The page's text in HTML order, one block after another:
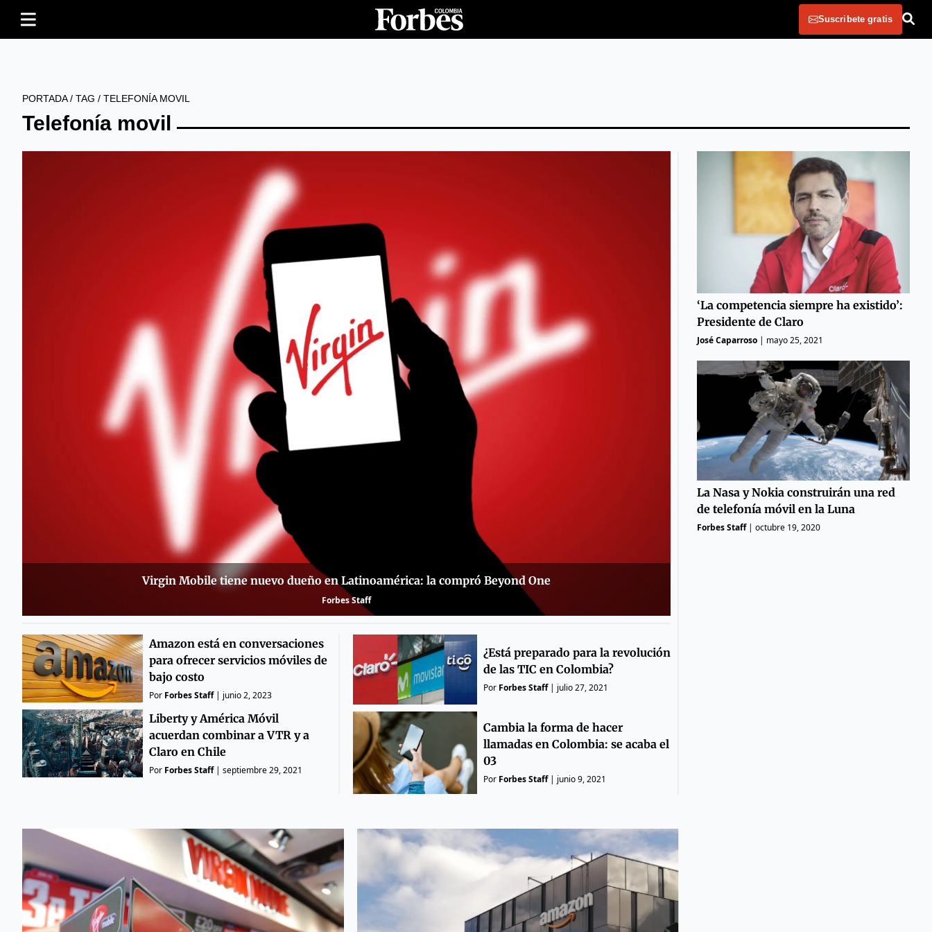
Suscribete gratis
PORTADA/ TAG / TELEFONÍA MOVIL
Telefonía movil
Virgin Mobile tiene nuevo dueño en Latinoamérica: la compró Beyond One
Forbes Staff
Amazon está en conversaciones
para ofrecer servicios móviles de
bajo costo
Por Forbes Staff| junio 2, 2023
Liberty y América Móvil
acuerdan combinar a VTR y a
Claro en Chile
Por Forbes Staff| septiembre 29, 2021
¿Está preparado para la revolución
de las TIC en Colombia?
Por Forbes Staff| julio 27, 2021
Cambia la forma de hacer
llamadas en Colombia: se acaba el
03
Por Forbes Staff| junio 9, 2021
‘La competencia siempre ha existido’:
Presidente de Claro
José Caparroso| mayo 25, 2021
La Nasa y Nokia construirán una red
de telefonía móvil en la Luna
Forbes Staff| octubre 19, 2020